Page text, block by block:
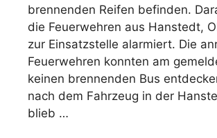
brennenden Reifen befinden.
die Feuerwehren aus Hanstedt,
zur Einsatzstelle alarmiert. Die
Feuerwehren konnten am
keinen brennenden Bus
nach dem Fahrzeug in der
blieb …